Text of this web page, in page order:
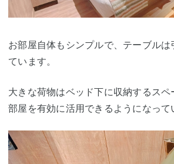
お部屋自体もシンプルで、テーブルは
ています。
大きな荷物はベッド下に収納するスペ
部屋を有効に活用できるようになって